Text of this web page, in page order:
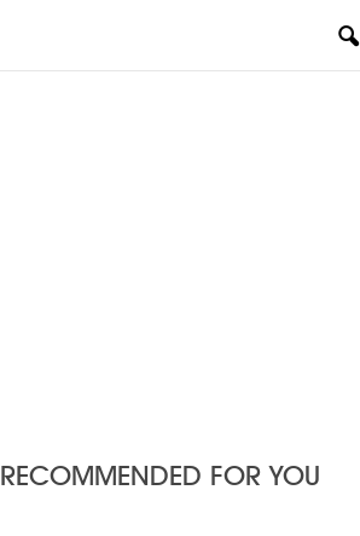
RECOMMENDED FOR YOU